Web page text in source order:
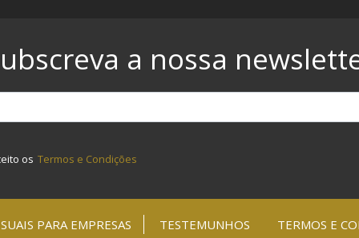
a nossa
os Termos e Condições
PARA EMPRESAS TESTEMUNHOS TERMOS E